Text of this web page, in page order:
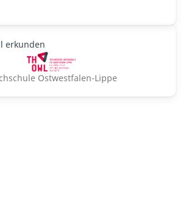
erkunden
Ostwestfalen-Lippe